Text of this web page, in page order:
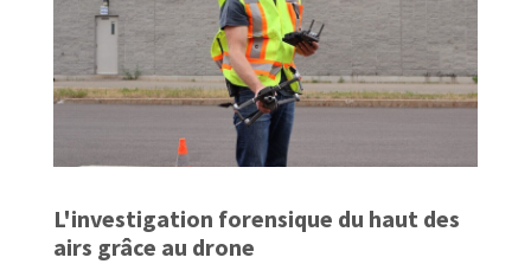
L'investigation forensique du haut des
airs grâce au drone